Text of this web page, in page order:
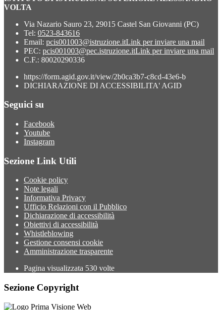
VOLTA
Via Nazario Sauro 23, 29015 Castel San Giovanni (PC)
Tel: 0523-843616
Email: pcis001003@istruzione.itLink per inviare una mail
PEC: pcis001003@pec.istruzione.itLink per inviare una mail
C.F.: 80020290336
https://form.agid.gov.it/view/2b0ca3b7-c8cd-43e6-b
DICHIARAZIONE DI ACCESSIBILITA' AGID
Seguici su
Facebook
Youtube
Instagram
Sezione Link Utili
Cookie policy
Note legali
Informativa Privacy
Ufficio Relazioni con il Pubblico
Dichiarazione di accessibilità
Obiettivi di accessibilità
Whistleblowing
Gestione consensi cookie
Amministrazione trasparente
Pagina visualizzata 530 volte
Sezione Copyright